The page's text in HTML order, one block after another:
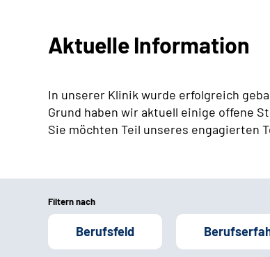
Aktuelle Information
In unserer Klinik wurde erfolgreich
Grund haben wir aktuell einige offene
Sie möchten Teil unseres engagierten
Filtern nach
Berufsfeld